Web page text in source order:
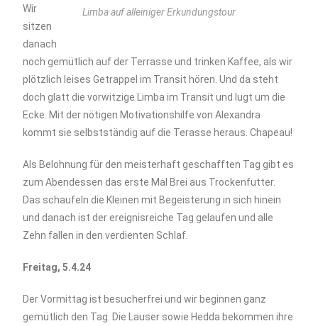
Limba auf alleiniger Erkundungstour
Wir
sitzen
danach
noch gemütlich auf der Terrasse und trinken Kaffee, als wir
plötzlich leises Getrappel im Transit hören. Und da steht
doch glatt die vorwitzige Limba im Transit und lugt um die
Ecke. Mit der nötigen Motivationshilfe von Alexandra
kommt sie selbstständig auf die Terasse heraus. Chapeau!
Als Belohnung für den meisterhaft geschafften Tag gibt es
zum Abendessen das erste Mal Brei aus Trockenfutter.
Das schaufeln die Kleinen mit Begeisterung in sich hinein
und danach ist der ereignisreiche Tag gelaufen und alle
Zehn fallen in den verdienten Schlaf.
Freitag, 5.4.24
Der Vormittag ist besucherfrei und wir beginnen ganz
gemütlich den Tag. Die Lauser sowie Hedda bekommen ihre